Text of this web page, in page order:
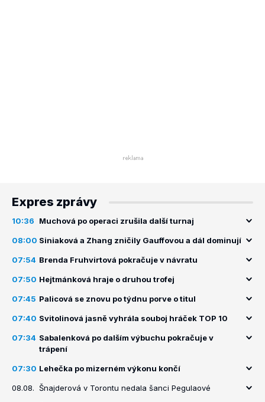
Expres zprávy
10:36 Muchová po operaci zrušila další turnaj
08:00 Siniaková a Zhang zničily Gauffovou a dál dominují
07:54 Brenda Fruhvirtová pokračuje v návratu
07:50 Hejtmánková hraje o druhou trofej
07:45 Palicová se znovu po týdnu porve o titul
07:40 Svitolinová jasně vyhrála souboj hráček TOP 10
07:34 Sabalenková po dalším výbuchu pokračuje v
trápení
07:30 Lehečka po mizerném výkonu končí
08.08. Šnajderová v Torontu nedala šanci Pegulaové